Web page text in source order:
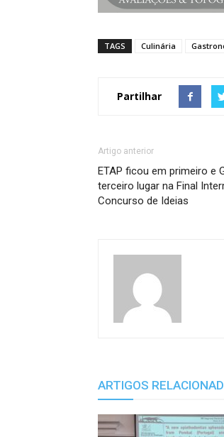
TAGS Culinária
Partilhar
Artigo anterior
ETAP ficou em primeiro e
terceiro lugar na Final
Concurso de Ideias
ARTIGOS